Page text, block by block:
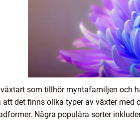
som tillhör myntafamiljen och
det finns olika typer av växter
Några populära sorter